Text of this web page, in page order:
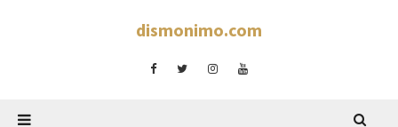
dismonimo.com